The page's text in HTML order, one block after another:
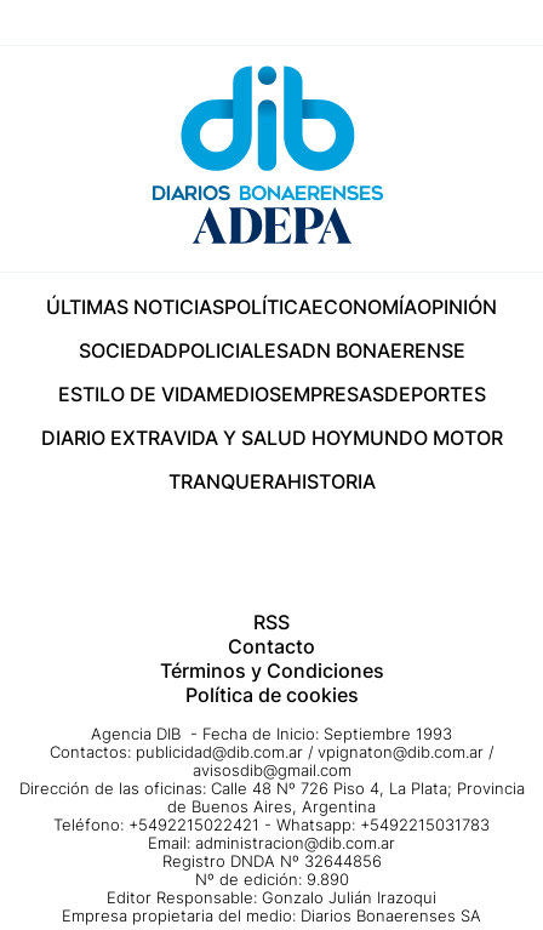
ÚLTIMAS NOTICIASPOLÍTICAECONOMÍAOPINIÓN
SOCIEDADPOLICIALESADN BONAERENSE
ESTILO DE VIDAMEDIOSEMPRESASDEPORTES
DIARIO EXTRAVIDA Y SALUD HOYMUNDO MOTOR
TRANQUERAHISTORIA
RSS
Contacto
Términos y Condiciones
Política de cookies
Agencia DIB - Fecha de Inicio: Septiembre 1993
Contactos: publicidad@dib.com.ar / vpignaton@dib.com.ar /
avisosdib@gmail.com
Dirección de las oficinas: Calle 48 Nº 726 Piso 4, La Plata; Provincia
de Buenos Aires, Argentina
Teléfono: +5492215022421 - Whatsapp: +5492215031783
Email: administracion@dib.com.ar
Registro DNDA Nº 32644856
Nº de edición: 9.890
Editor Responsable: Gonzalo Julián Irazoqui
Empresa propietaria del medio: Diarios Bonaerenses SA